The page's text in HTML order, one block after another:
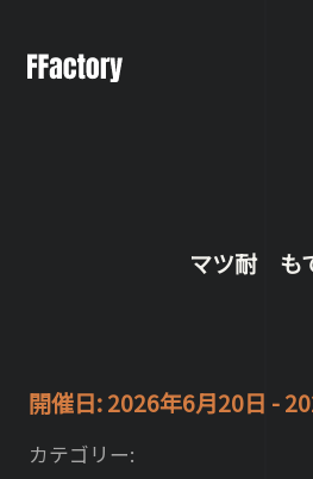
マツ耐 も
開催日: 2026年6月20日 -
カテゴリー: